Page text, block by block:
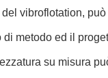
vibroflotation,
metodo ed il
su misura